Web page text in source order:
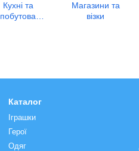
Кухні та
побутова
Магазини та
візки
Каталог
Іграшки
Герої
Одяг